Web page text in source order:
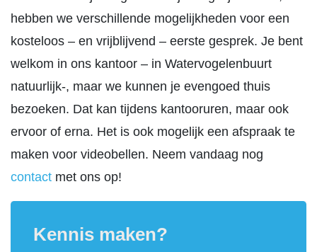
hebben we verschillende mogelijkheden voor een
kosteloos – en vrijblijvend – eerste gesprek. Je bent
welkom in ons kantoor – in Watervogelenbuurt
natuurlijk-, maar we kunnen je evengoed thuis
bezoeken. Dat kan tijdens kantooruren, maar ook
ervoor of erna. Het is ook mogelijk een afspraak te
maken voor videobellen. Neem vandaag nog
contact met ons op!
Kennis maken?